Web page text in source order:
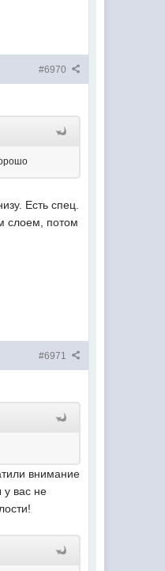
#6970
Есть спец.
слоем, потом
#6971
внимание
у вас не